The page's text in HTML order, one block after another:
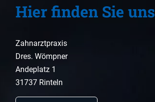
Hier finden Sie uns
Zahnarztpraxis
Dres. Wömpner
Andeplatz 1
31737 Rinteln